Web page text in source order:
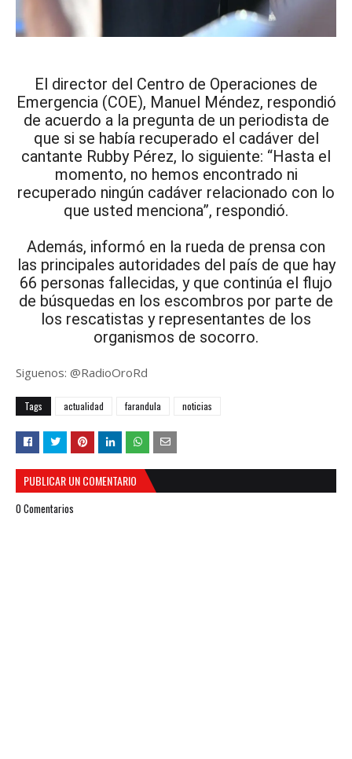
El director del Centro de Operaciones de
Emergencia (COE), Manuel Méndez, respondió
de acuerdo a la pregunta de un periodista de
que si se había recuperado el cadáver del
cantante Rubby Pérez, lo siguiente: “Hasta el
momento, no hemos encontrado ni
recuperado ningún cadáver relacionado con lo
que usted menciona”, respondió.
Además, informó en la rueda de prensa con
las principales autoridades del país de que hay
66 personas fallecidas, y que continúa el flujo
de búsquedas en los escombros por parte de
los rescatistas y representantes de los
organismos de socorro.
Siguenos: @RadioOroRd
Tags actualidad farandula noticias
PUBLICAR UN COMENTARIO
0 Comentarios